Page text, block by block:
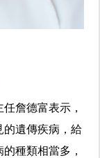
詹德富表示，
的遺傳疾病，給
種類相當多，